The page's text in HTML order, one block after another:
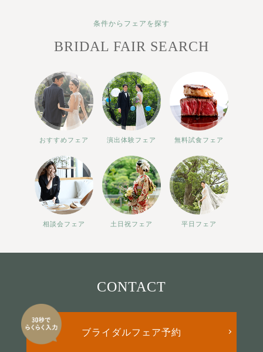
条件からフェアを探す
BRIDAL FAIR SEARCH
おすすめフェア 演出体験フェア 無料試食フェア
相談会フェア 土日祝フェア 平日フェア
CONTACT
ブライダルフェア予約